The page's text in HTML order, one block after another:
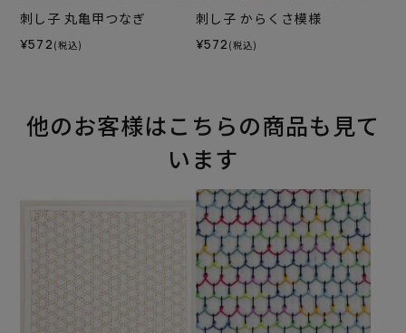
刺し子 丸亀甲つなぎ
¥572 (税込)
刺し子 からくさ模様
¥572 (税込)
他のお客様はこちらの商品も見て
います